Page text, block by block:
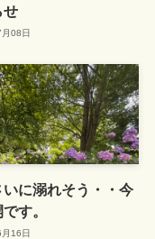
せ
08日
いに溺れそう・・今
す。
16日